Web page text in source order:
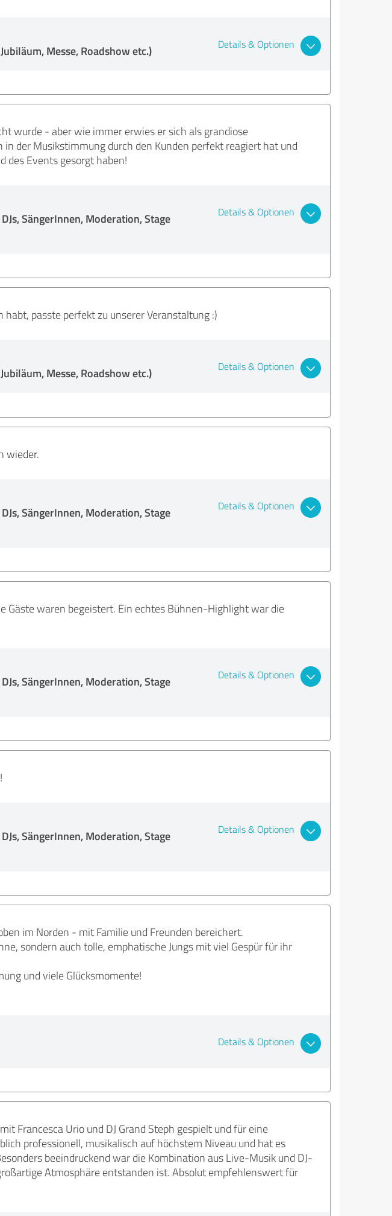
Messe, Roadshow etc.) Details & Optionen
wurde - aber wie immer erwies er sich als grandiose
der Musikstimmung durch den Kunden perfekt reagiert hat und
des Events gesorgt haben!
SängerInnen, Moderation, Stage
Details & Optionen
passte perfekt zu unserer Veranstaltung :)
Messe, Roadshow etc.) Details & Optionen
wieder.
SängerInnen, Moderation, Stage
Details & Optionen
Gäste waren begeistert. Ein echtes Bühnen-Highlight war die
SängerInnen, Moderation, Stage
Details & Optionen
SängerInnen, Moderation, Stage
Details & Optionen
im Norden - mit Familie und Freunden bereichert.
sondern auch tolle, emphatische Jungs mit viel Gespür für ihr
und viele Glücksmomente!
Details & Optionen
Francesca Urio und DJ Grand Steph gespielt und für eine
professionell, musikalisch auf höchstem Niveau und hat es
beeindruckend war die Kombination aus Live-Musik und DJ-
Atmosphäre entstanden ist. Absolut empfehlenswert für